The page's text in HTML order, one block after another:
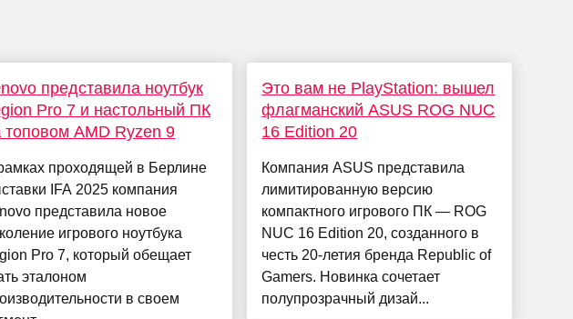
представила ноутбук
Pro 7 и настольный ПК
топовом AMD Ryzen 9
проходящей в Берлине
IFA 2025 компания
представила новое
игрового ноутбука
Pro 7, который обещает
эталоном
в своем
Это вам не PlayStation: вышел
флагманский ASUS ROG NUC
16 Edition 20
Компания ASUS представила
лимитированную версию
компактного игрового ПК — ROG
NUC 16 Edition 20, созданного в
честь 20-летия бренда Republic of
Gamers. Новинка сочетает
полупрозрачный дизай...